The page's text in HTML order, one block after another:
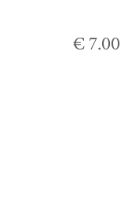
€ 7.00